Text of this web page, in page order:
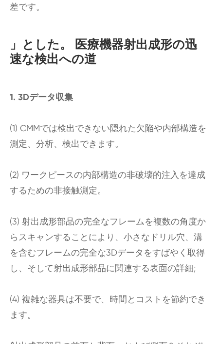
差です。
」とした。 医療機器射出成形の迅
速な検出への道
1. 3Dデータ収集
(1) CMMでは検出できない隠れた欠陥や内部構造を
測定、分析、検出できます。
(2) ワークピースの内部構造の非破壊的注入を達成
するための非接触測定。
(3) 射出成形部品の完全なフレームを複数の角度か
らスキャンすることにより、小さなドリル穴、溝
を含むフレームの完全な3Dデータをすばやく取得
し、そして射出成形部品に関連する表面の詳細;
(4) 複雑な器具は不要で、時間とコストを節約でき
ます。